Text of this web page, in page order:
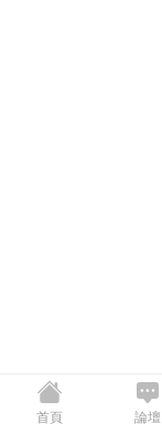
首頁 論壇